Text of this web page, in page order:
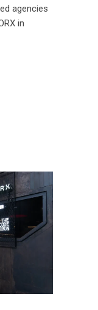
agencies
in